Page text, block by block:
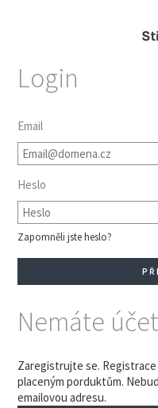
Login
Email
Heslo
Zapomněli jste heslo?
Nemáte
Zaregistrujte se.
placeným porduktům.
emailovou adresu.